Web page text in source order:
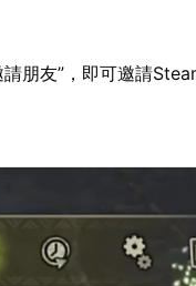
朋友”，即可邀請